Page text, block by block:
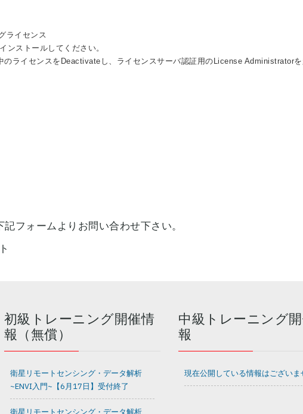
ライセンス
ストールしてください。
ライセンスをDeactivateし、ライセンスサーバ認証用のLicense Administratorを
フォームよりお問い合わせ下さい。
初級トレーニング開催情
報（無償）
衛星リモートセンシング・データ解析
~ENVI入門~【6月17日】受付終了
衛星リモートセンシング・データ解析
中級トレーニング
報
現在公開している情報はございま